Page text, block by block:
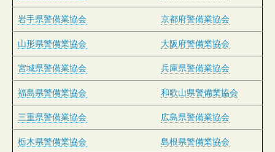
岩手県警備業協会 京都府警備業協会
山形県警備業協会 大阪府警備業協会
宮城県警備業協会 兵庫県警備業協会
福島県警備業協会 和歌山県警備業協会
三重県警備業協会 広島県警備業協会
栃木県警備業協会 島根県警備業協会